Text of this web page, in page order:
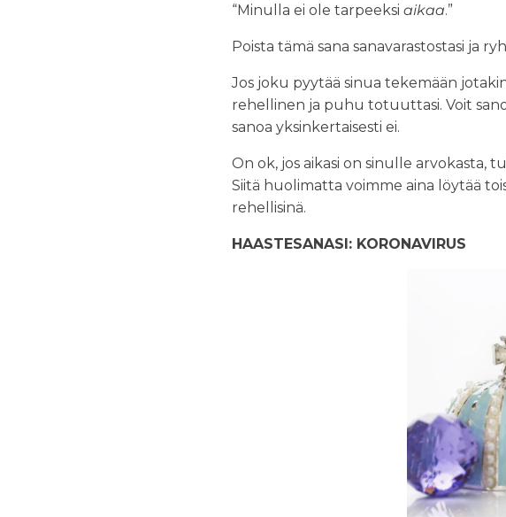
“Minulla ei ole tarpeeksi aikaa.”
Poista tämä sana sanavarastostasi ja
Jos joku pyytää sinua tekemään
rehellinen ja puhu totuuttasi. Voit
sanoa yksinkertaisesti ei.
On ok, jos aikasi on sinulle arvokasta,
Siitä huolimatta voimme aina löytää
rehellisinä.
HAASTESANASI: KORONAVIRUS